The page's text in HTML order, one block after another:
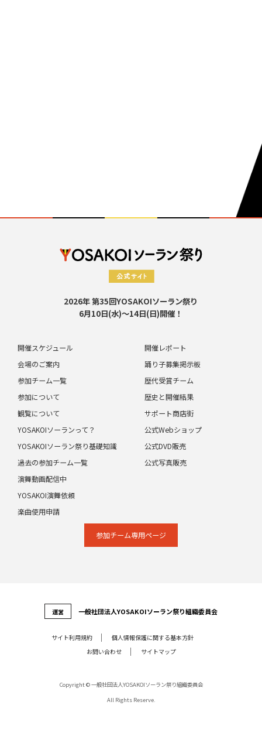
2026年 第35回YOSAKOIソーラン祭り
6月10日(水)～14日(日)開催！
開催スケジュール
会場のご案内
参加チーム一覧
参加について
観覧について
開催レポート
踊り子募集掲示板
歴代受賞チーム
歴史と開催結果
サポート商店街
YOSAKOIソーランって？
YOSAKOIソーラン祭り基礎知識
過去の参加チーム一覧
演舞動画配信中
公式Webショップ
公式DVD販売
公式写真販売
YOSAKOI演舞依頼
楽曲使用申請
参加チーム専⽤ページ
運営 ⼀般社団法⼈YOSAKOIソーラン祭り組織委員会
サイト利⽤規約
個⼈情報保護に関する基本⽅針
お問い合わせ
サイトマップ
Copyright © 一般社団法人YOSAKOIソーラン祭り組織委員会
All Rights Reserve.